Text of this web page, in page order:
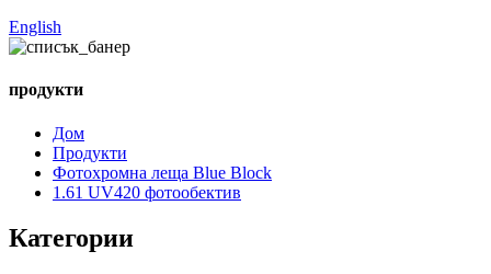
English
продукти
Дом
Продукти
Фотохромна леща Blue Block
1.61 UV420 фотообектив
Категории